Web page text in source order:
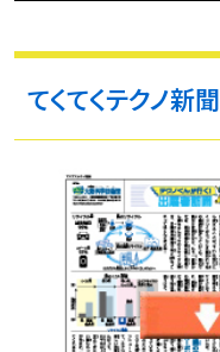
てくてくテクノ新聞